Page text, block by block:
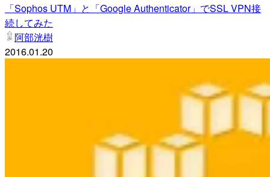
「Sophos UTM」と「Google Authenticator」でSSL VPN接
続してみた
阿部洸樹
2016.01.20